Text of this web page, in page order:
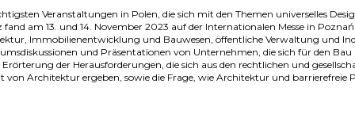
Veranstaltungen in Polen, die sich mit den Themen universelles
fand am 13. und 14. November 2023 auf der Internationalen Messe in
Immobilienentwicklung und Bauwesen, öffentliche Verwaltung und
und Präsentationen von Unternehmen, die sich für den
der Herausforderungen, die sich aus den rechtlichen und
Architektur ergeben, sowie die Frage, wie Architektur und barrierefreie